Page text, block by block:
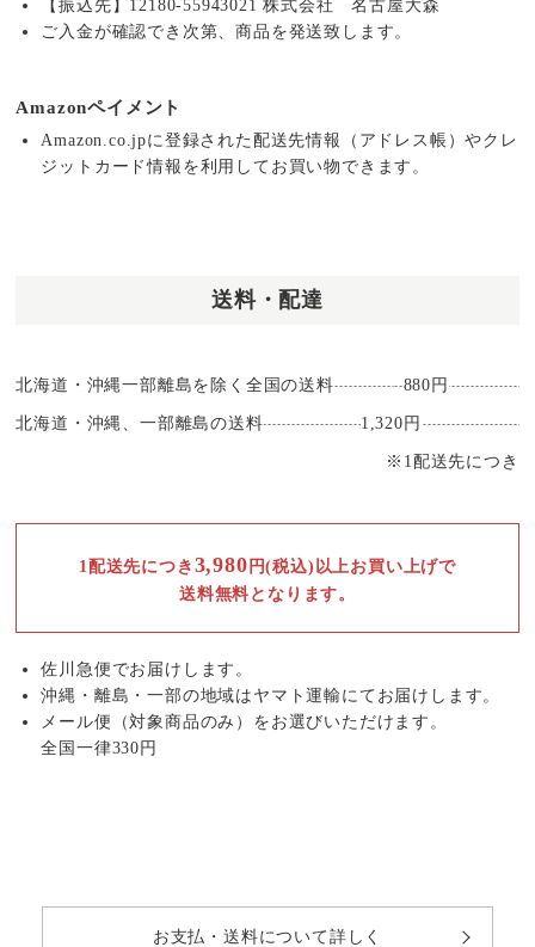
【振込先】12180-55943021 株式会社 名古屋大森
ご入金が確認でき次第、商品を発送致します。
Amazonペイメント
Amazon.co.jpに登録された配送先情報（アドレス帳）やクレ
ジットカード情報を利用してお買い物できます。
送料・配達
北海道・沖縄一部離島を除く全国の送料 880円
北海道・沖縄、一部離島の送料 1,320円
※1配送先につき
1配送先につき 3,980 円(税込)以上お買い上げで
送料無料となります。
佐川急便でお届けします。
沖縄・離島・一部の地域はヤマト運輸にてお届けします。
メール便（対象商品のみ）をお選びいただけます。
全国一律330円
お支払・送料について詳しく